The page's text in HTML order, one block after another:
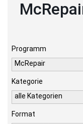
Programm
McRepair
Kategorie
alle Kategorien
Format